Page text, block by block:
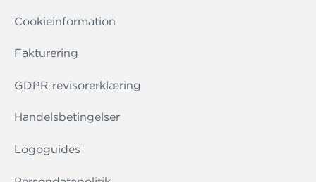
Cookieinformation
Fakturering
GDPR revisorerklæring
Handelsbetingelser
Logoguides